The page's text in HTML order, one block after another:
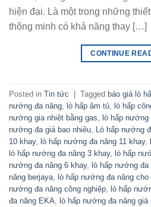
hiện đại. Là một trong những
thông minh có khả năng thay […]
CONTINUE
Posted in Tin tức | Tagged báo giá lò
nướng đa năng lò hấp âm tủ lò hấp
nướng gia nhiệt bằng gas lò hấp nướng
nướng đa giá bao nhiêu Lò hấp nướng
10 khay, lò hấp nướng đa năng 11 khay,
lò hấp nướng đa năng 3 khay, lò hấp
nướng đa năng 6 khay, lò hấp nướng đa
năng berjaya lò hấp nướng đa năng
nướng đa năng công nghiệp lò hấp
đa năng EKA lò hấp nướng đa năng giá